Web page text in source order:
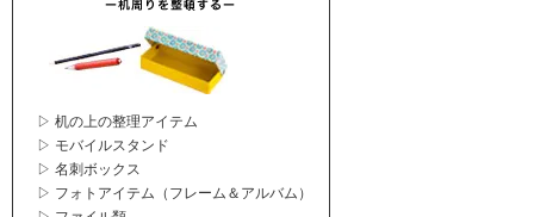
▷ 机の上の整理アイテム
▷ モバイルスタンド
▷ 名刺ボックス
▷ フォトアイテム（フレーム＆アルバム）